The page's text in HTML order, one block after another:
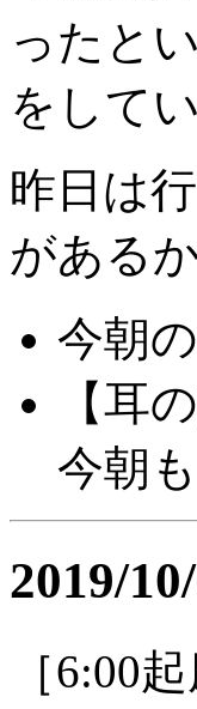
ったと
をして
昨日は
があるか
今朝
【耳
今朝
2019/
［6:00